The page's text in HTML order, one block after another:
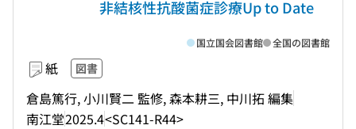
非結核性抗酸菌症診療Up to Date
紙 図書
倉島篤行, 小川賢二 監修, 森本耕三, 中川拓 編集
南江堂2025.4<SC141-R44>
国立国会図書館 全国の図書館